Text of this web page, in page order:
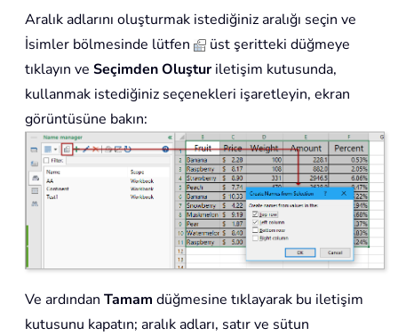
Aralık adlarını oluşturmak istediğiniz aralığı seçin ve
İsimler bölmesinde lütfen
üst şeritteki düğmeye
tıklayın ve Seçimden Oluşturiletişim kutusunda,
kullanmak istediğiniz seçenekleri işaretleyin, ekran
görüntüsüne bakın:
Ve ardından Tamam düğmesine tıklayarak bu iletişim
kutusunu kapatın; aralık adları, satır ve sütun